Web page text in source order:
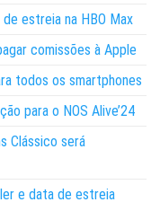
estreia na HBO Max
comissões à Apple
todos os smartphones
para o NOS Alive’24
Clássico será
e data de estreia